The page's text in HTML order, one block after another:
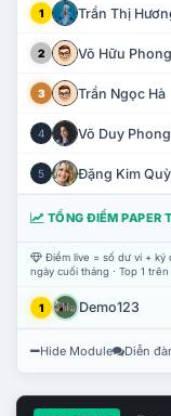
1 Trần Thị
2 Võ Hữu Phong
3 Trần Ngọc Hà
4 Võ Duy Phong
5 Đặng Kim
TỔNG ĐIỂM PAPER
Điểm live = số dư ví + ký
ngày cuối tháng · Top 1
1 Demo123
Hide Module Diễn